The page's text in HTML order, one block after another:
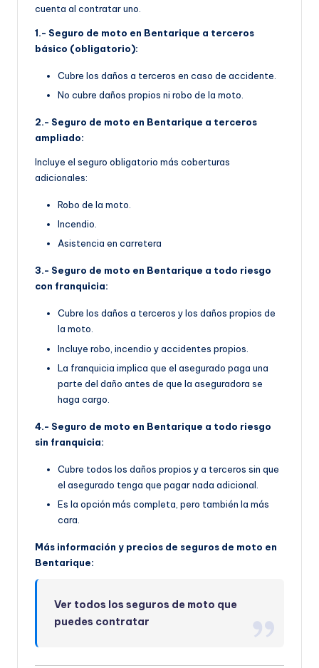
cuenta al contratar uno.
1.- Seguro de moto en Bentarique a terceros
básico (obligatorio):
Cubre los daños a terceros en caso de accidente.
No cubre daños propios ni robo de la moto.
2.- Seguro de moto en Bentarique a terceros
ampliado:
Incluye el seguro obligatorio más coberturas
adicionales:
Robo de la moto.
Incendio.
Asistencia en carretera
3.- Seguro de moto en Bentarique a todo riesgo
con franquicia:
Cubre los daños a terceros y los daños propios de
la moto.
Incluye robo, incendio y accidentes propios.
La franquicia implica que el asegurado paga una
parte del daño antes de que la aseguradora se
haga cargo.
4.- Seguro de moto en Bentarique a todo riesgo
sin franquicia:
Cubre todos los daños propios y a terceros sin que
el asegurado tenga que pagar nada adicional.
Es la opción más completa, pero también la más
cara.
Más información y precios de seguros de moto en
Bentarique:
Ver todos los seguros de moto que
puedes contratar